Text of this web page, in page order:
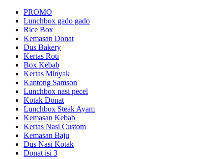
PROMO
Lunchbox gado gado
Rice Box
Kemasan Donat
Dus Bakery
Kertas Roti
Box Kebab
Kertas Minyak
Kantong Samson
Lunchbox nasi pecel
Kotak Donat
Lunchbox Steak Ayam
Kemasan Kebab
Kertas Nasi Custom
Kemasan Baju
Dus Nasi Kotak
Donat isi 3